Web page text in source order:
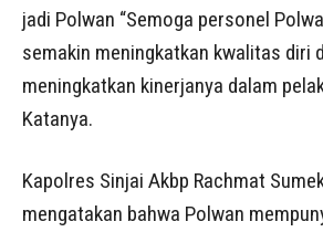
jadi Polwan “Semoga personel
semakin meningkatkan kwalitas diri
meningkatkan kinerjanya dalam
Katanya.
Kapolres Sinjai Akbp Rachmat
mengatakan bahwa Polwan